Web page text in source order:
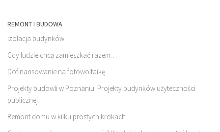
REMONT I BUDOWA
Izolacja budynków
Gdy ludzie chcą zamieszkać razem…
Dofinansowanie na fotowoltaikę
Projekty budowli w Poznaniu. Projekty budynków użyteczności
publicznej
Remont domu w kilku prostych krokach